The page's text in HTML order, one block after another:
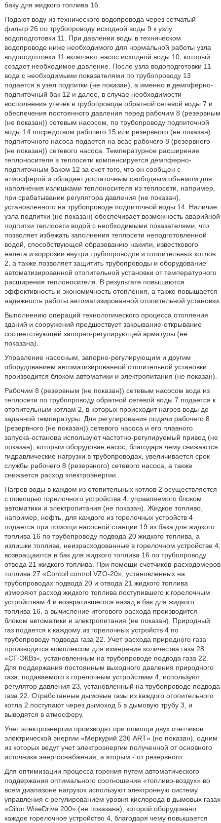
баку для жидкого топлива 16.
Подают воду из технического водопровода через сетчатый
фильтр 26 по трубопроводу исходной воды 9 к узлу
водоподготовки 11. При давлении воды в техническом
водопроводе ниже необходимого для нормальной работы узла
водоподготовки 11 включают насос исходной воды 10, который
создает необходимое давление. После узла водоподготовки 11
вода с необходимыми показателями по трубопроводу 13
подается в узел подпитки (не показан), а именно в демпферно-
подпиточный бак 12 и далее, в случае необходимости
восполнения утечек в трубопроводе обратной сетевой воды 7 и
обеспечения постоянного давления перед рабочим 8 (резервным
(не показан)) сетевым насосом, по трубопроводу подпиточной
воды 14 посредством рабочего 15 или резервного (не показан)
подпиточного насоса подается на всас рабочего 8 (резервного
(не показан)) сетевого насоса. Температурное расширение
теплоносителя в теплосети компенсируется демпферно-
подпиточным баком 12 за счет того, что он сообщен с
атмосферой и обладает достаточным свободным объемом для
наполнения излишками теплоносителя из теплосети, например,
при срабатывании регулятора давления (не показан),
установленного на трубопроводе подпиточной воды 14. Наличие
узла подпитки (не показан) обеспечивает возможность аварийной
подпитки теплосети водой с необходимыми показателями, что
позволяет избежать заполнения теплосети неподготовленной
водой, способствующей образованию накипи, известкового
налета и коррозии внутри трубопроводов и отопительных котлов
2, а также позволяет защитить трубопроводы и оборудование
автоматизированной отопительной установки от температурного
расширения теплоносителя. В результате повышаются
эффективность и экономичность отопления, а также повышается
надежность работы автоматизированной отопительной установки.
Выполнению операций технологического процесса отопления
зданий и сооружений предшествует закрывание-открывание
соответствующей запорно-регулирующей арматуры (не
показана).
Управление насосным, запорно-регулирующим и другим
оборудованием автоматизированной отопительной установки
производится блоком автоматики и электропитания (не показан).
Рабочим 8 (резервным (не показан)) сетевым насосом вода из
теплосети по трубопроводу обратной сетевой воды 7 подается к
отопительным котлам 2, в которых происходит нагрев воды до
заданной температуры. Для регулирования подачи рабочего 8
(резервного (не показан)) сетевого насоса и его плавного
запуска-останова используют частотно-регулируемый привод (не
показан), которым оборудован насос, благодаря чему снижаются
гидравлические нагрузки в трубопроводах, увеличивается срок
службы рабочего 8 (резервного) сетевого насоса, а также
снижается расход электроэнергии.
Нагрев воды в каждом из отопительных котлов 2 осуществляется
с помощью горелочного устройства 4, управляемого блоком
автоматики и электропитания (не показан). Жидкое топливо,
например, нефть, для каждого из горелочных устройств 4
подается при помощи насосной станции 19 из бака для жидкого
топлива 16 по трубопроводу подвода 20 жидкого топлива, а
излишки топлива, неизрасходованные в горелочном устройстве 4,
возвращаются в бак для жидкого топлива 16 по трубопроводу
отвода 21 жидкого топлива. При помощи счетчиков-расходомеров
топлива 27 «Contoil control VZO-20», установленных на
трубопроводах подвода 20 и отвода 21 жидкого топлива
измеряют расход жидкого топлива поступившего к горелочным
устройствам 4 и возвратившегося назад в бак для жидкого
топлива 16, а вычисление итогового расхода производится
блоком автоматики и электропитания (не показан). Природный
газ подается к каждому из горелочных устройств 4 по
трубопроводу подвода газа 22. Учет расхода природного газа
производится комплексом для измерения количества газа 28
«СГ-ЭКВз», установленным на трубопроводе подвода газа 22.
Для поддержания постоянным выходного давления природного
газа, подаваемого к горелочным устройствам 4, используют
регулятор давления 23, установленный на трубопроводе подвода
газа 22. Отработанные дымовые газы из каждого отопительного
котла 2 поступают через дымоход 5 в дымовую трубу 3, и
выводятся в атмосферу.
Учет электроэнергии производят при помощи двух счетчиков
электрической энергии «Меркурий 236 ART» (не показан), одним
из которых ведут учет электроэнергии полученной от основного
источника энергоснабжения, а вторым - от резервного.
Для оптимизации процесса горения путем автоматического
поддержания оптимального соотношения «топливо-воздух» во
всем диапазоне нагрузок используют электронную систему
управления с регулированием уровня кислорода в дымовых газах
«Oilon WiseDrive 200» (не показана), которой оборудовано
каждое горелочное устройство 4, благодаря чему повышается